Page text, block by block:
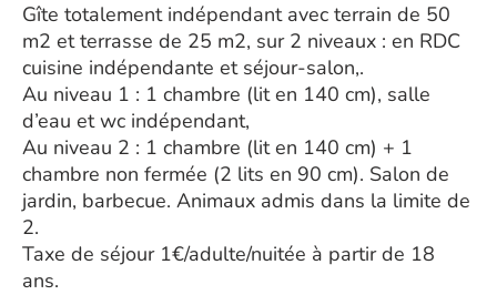
Gîte totalement indépendant avec terrain de 50
m2 et terrasse de 25 m2, sur 2 niveaux : en RDC
cuisine indépendante et séjour-salon,.
Au niveau 1 : 1 chambre (lit en 140 cm), salle
d’eau et wc indépendant,
Au niveau 2 : 1 chambre (lit en 140 cm) + 1
chambre non fermée (2 lits en 90 cm). Salon de
jardin, barbecue. Animaux admis dans la limite de
2.
Taxe de séjour 1€/adulte/nuitée à partir de 18
ans.